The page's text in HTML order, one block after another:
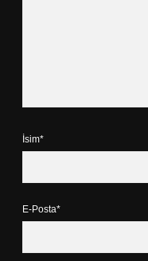
İsim*
E-Posta*